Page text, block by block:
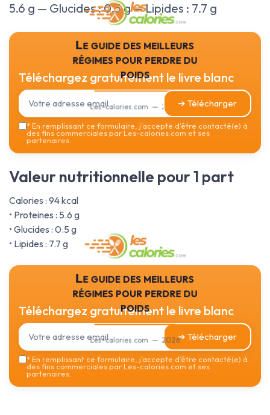
5.6 g — Glucides : 0.5 g — Lipides : 7.7 g
Le guide des meilleurs
régimes pour perdre du
poids
Les-calories.com — 2026
Téléchargez gratuitement le livre blanc
➔ Télécharger
*En remplissant ce formulaire, j’accepte d’être contacté(e) à
des fins commerciales par Les-calories.com et ses
partenaires.
Valeur nutritionnelle pour 1 part
Calories : 94 kcal
• Proteines : 5.6 g
• Glucides : 0.5 g
• Lipides : 7.7 g
Le guide des meilleurs
régimes pour perdre du
poids
Les-calories.com — 2026
Téléchargez gratuitement le livre blanc
➔ Télécharger
*En remplissant ce formulaire, j’accepte d’être contacté(e) à
des fins commerciales par Les-calories.com et ses
partenaires.